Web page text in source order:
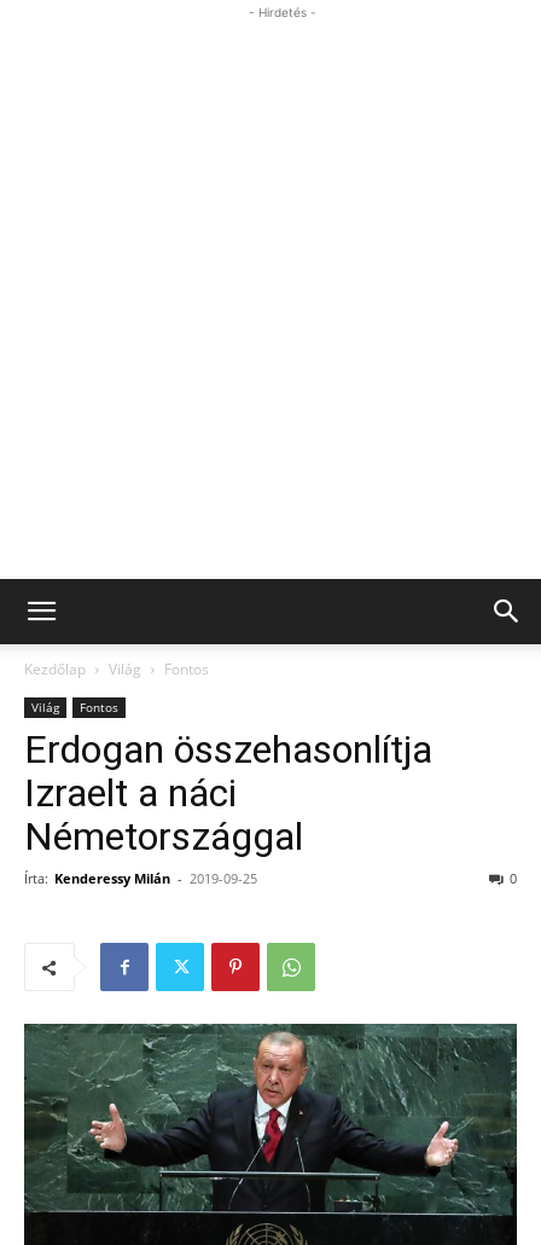
- Hirdetés -
Kezdőlap Világ Fontos
Világ Fontos
Erdogan összehasonlítja
Izraelt a náci
Németországgal
Írta: Kenderessy Milán - 2019-09-25 0